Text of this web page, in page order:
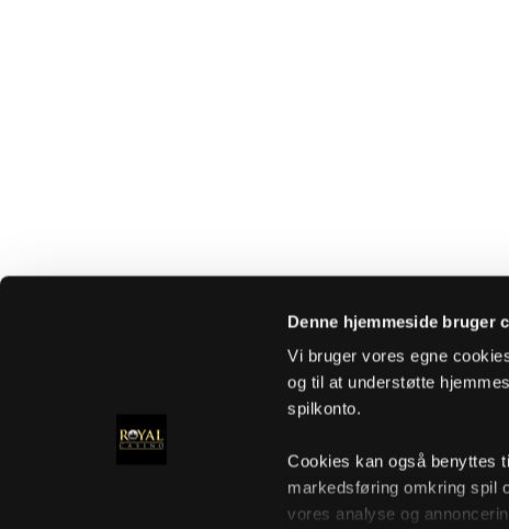
Denne hjemmeside bruger
Vi bruger vores egne
og til at understøtte
spilkonto.
Cookies kan også benyttes
markedsføring omkring spil
vores analyse og